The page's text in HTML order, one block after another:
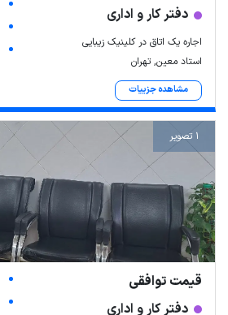
دفتر کار و اداری
اجاره یک اتاق در کلینیک زیبایی
استاد معین, تهران
مشاهده جزییات
1 تصویر
قیمت توافقی
دفتر کار و اداری